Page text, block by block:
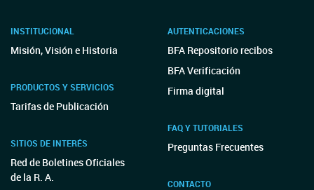
INSTITUCIONAL
Misión, Visión e Historia
PRODUCTOS Y SERVICIOS
Tarifas de Publicación
SITIOS DE INTERÉS
Red de Boletines Oficiales
de la R. A.
AUTENTICACIONES
BFA Repositorio recibos
BFA Verificación
Firma digital
FAQ Y TUTORIALES
Preguntas Frecuentes
CONTACTO